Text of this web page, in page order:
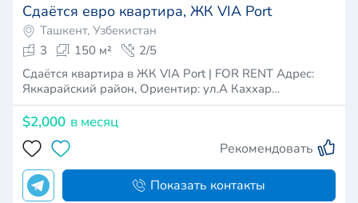
Сдаётся евро квартира, ЖК VIA Port
Ташкент, Узбекистан
3
150 м²
2/5
Сдаётся квартира в ЖК VIA Port | FOR RENT Адрес:
Яккарайский район, Ориентир: ул.А Каххар…
$2,000 в месяц
Рекомендовать
Показать контакты